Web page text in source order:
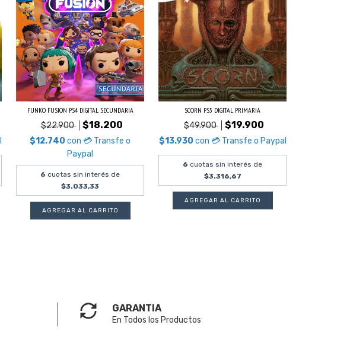
FUNKO FUSION PS4 DIGITAL SECUNDARIA
$22.900 $18.200
$12.740con 💳 Transfe o
Paypal
6 cuotas sin interés de
$3.033,33
SCORN PS5 DIGITAL PRIMARIA
$49.900 $19.900
$13.930 con 💳 Transfe o Paypal
6 cuotas sin interés de
$3.316,67
GARANTIA
En Todos los Productos